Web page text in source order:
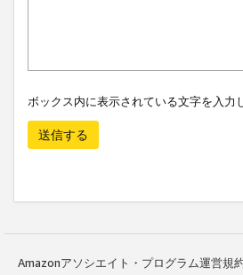
ボックス内に表示されている文字を入力
送信する
Amazonアソシエイト・プログラム運営規